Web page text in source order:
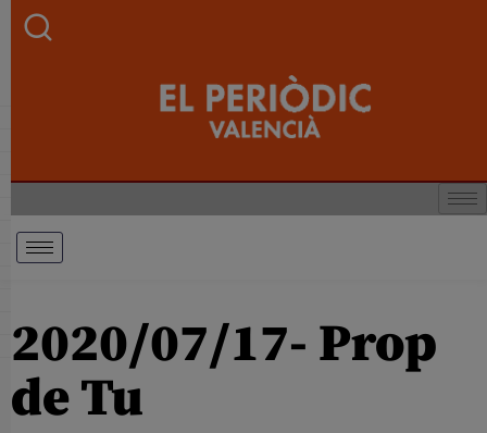
2020/07/17- Prop
de Tu